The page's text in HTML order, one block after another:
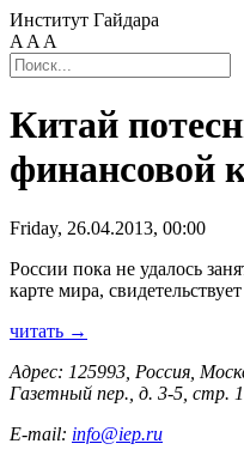
Институт Гайдара
A A A
Китай
финансовой
Friday, 26.04.2013, 00:00
России пока не удалось
карте мира,
читать →
Адрес: 125993, Россия,
Газетный пер., д. 3-5, стр. 1
E-mail: info@iep.ru